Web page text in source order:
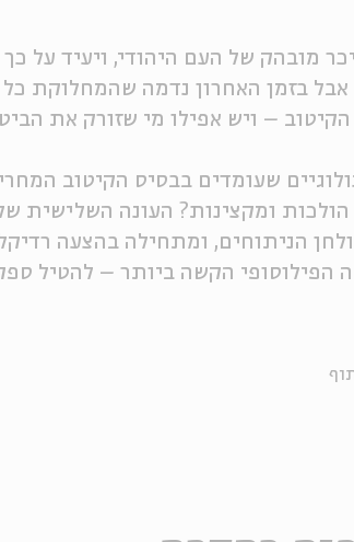
מובהק של העם היהודי, ויעיד על
בזמן האחרון נדמה שהמחלוקת כל
– ויש אפילו מי שזורק את
שעומדים בבסיס הקיטוב
ומקצינות? העונה השלישית
הניתוחים, ומתחילה בהצעה
הקשה ביותר – להטיל ספק